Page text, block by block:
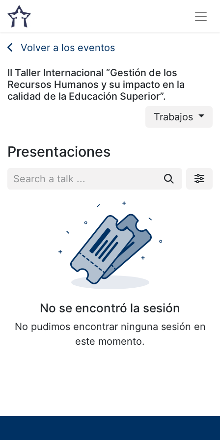
Volver a los eventos
II Taller Internacional “Gestión de los
Recursos Humanos y su impacto en la
calidad de la Educación Superior”.
Trabajos
Presentaciones
No se encontró la sesión
No pudimos encontrar ninguna sesión en
este momento.